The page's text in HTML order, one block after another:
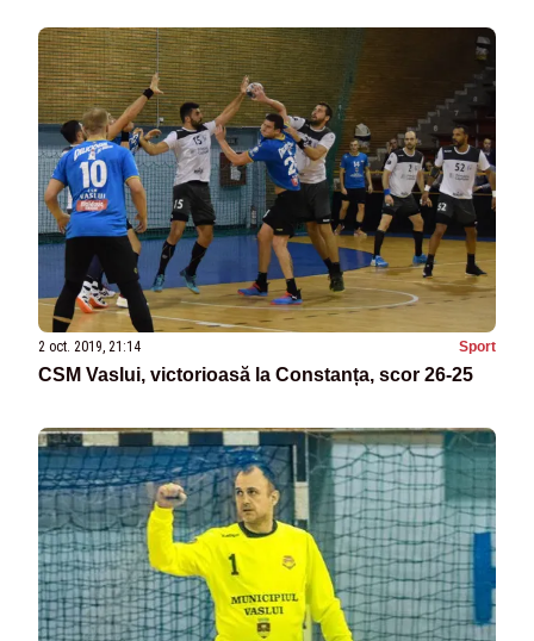
2 oct. 2019, 21:14 Sport
CSM Vaslui, victorioasă la Constanța, scor 26-25